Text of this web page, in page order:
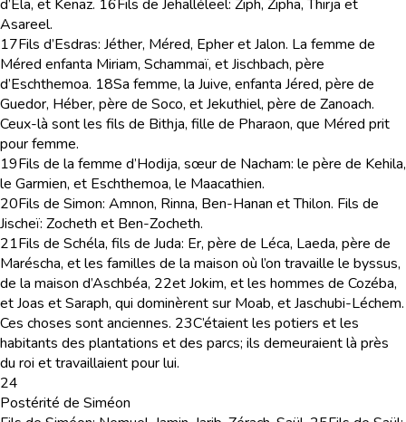
d’Ela, et Kenaz. 16Fils de Jehalléleel: Ziph, Zipha, Thirja et
Asareel.
17Fils d’Esdras: Jéther, Méred, Epher et Jalon. La femme de
Méred enfanta Miriam, Schammaï, et Jischbach, père
d’Eschthemoa. 18Sa femme, la Juive, enfanta Jéred, père de
Guedor, Héber, père de Soco, et Jekuthiel, père de Zanoach.
Ceux-là sont les fils de Bithja, fille de Pharaon, que Méred prit
pour femme.
19Fils de la femme d’Hodija, sœur de Nacham: le père de Kehila,
le Garmien, et Eschthemoa, le Maacathien.
20Fils de Simon: Amnon, Rinna, Ben-Hanan et Thilon. Fils de
Jischeï: Zocheth et Ben-Zocheth.
21Fils de Schéla, fils de Juda: Er, père de Léca, Laeda, père de
Maréscha, et les familles de la maison où l’on travaille le byssus,
de la maison d’Aschbéa, 22et Jokim, et les hommes de Cozéba,
et Joas et Saraph, qui dominèrent sur Moab, et Jaschubi-Léchem.
Ces choses sont anciennes. 23C’étaient les potiers et les
habitants des plantations et des parcs; ils demeuraient là près
du roi et travaillaient pour lui.
24
Postérité de Siméon